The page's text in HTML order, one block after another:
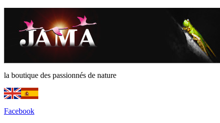
la boutique des passionnés de nature
Facebook